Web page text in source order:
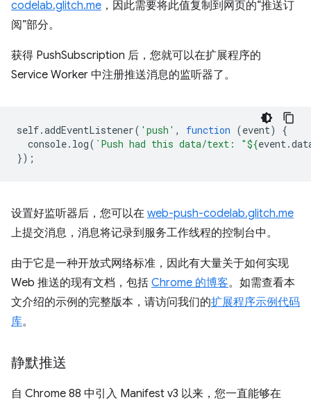
codelab.glitch.me ，因此需要将此值复制到网页的“推送订
阅”部分。
获得 PushSubscription 后，您就可以在扩展程序的
Service Worker 中注册推送消息的监听器了。
self.addEventListener( 'push' , function (event)
{
console. log( `Push had this data/text: "${event.
});
设置好监听器后，您可以在 web-push-codelab.glitch.me
上提交消息，消息将记录到服务工作线程的控制台中。
由于它是一种开放式网络标准，因此有大量关于如何实现
Web 推送的现有文档，包括 Chrome 的博客。如需查看本
文介绍的示例的完整版本，请访问我们的扩展程序示例代码
库。
静默推送
自 Chrome 88 中引入 Manifest v3 以来，您一直能够在